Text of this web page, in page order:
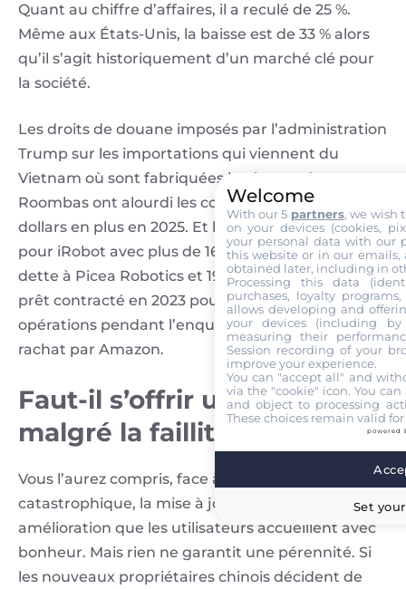
Quant au chiffre d’affaires, il a reculé de 25 %.
Même aux États-Unis, la baisse est de 33 % alors
qu’il s’agit historiquement d’un marché clé pour
la société.
Les droits de douane imposés par l’administration
Trump sur les importations qui viennent du
Vietnam où sont fabriquées la plupart des
Roombas ont alourdi les coûts de 23 millions de
dollars en plus en 2025. Et l’ardoise était salée
pour iRobot avec plus de 161 millions de dollars de
dette à Picea Robotics et 190 millions au titre d’un
prêt contracté en 2023 pour refinancer ses
opérations pendant l’enquête européenne sur le
rachat par Amazon.
Faut-il s’offrir un Roomba
malgré la faillite ?
Vous l’aurez compris, face à cette situation
catastrophique, la mise à jour Matter est une
amélioration que les utilisateurs accueillent avec
bonheur. Mais rien ne garantit une pérennité. Si
les nouveaux propriétaires chinois décident de
Welcome
With our 5 partners, we wish
on your devices (cookies,
your personal data with our
this website or in our emails,
obtained later, including in
Processing this data
purchases, loyalty
allows developing and
your devices (including
measuring their
Session recording of your
improve your experience.
You can "accept all" and
via the "cookie" icon. You
and object to processing
These choices remain valid
powered
Set